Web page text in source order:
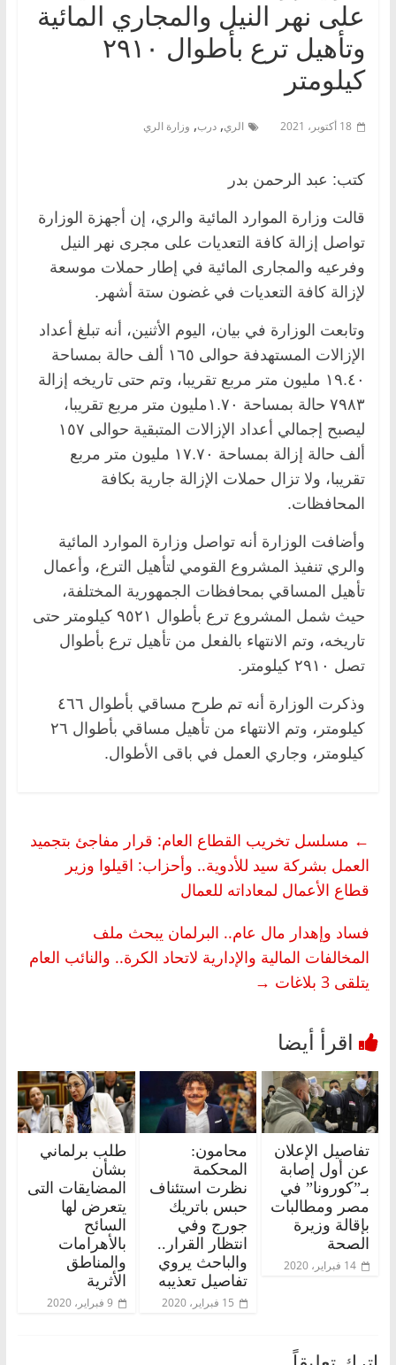
على نهر النيل والمجاري المائية
وتأهيل ترع بأطوال ٢٩١٠
كيلومتر
18 أكتوبر، 2021 الري, درب, وزارة الري
كتب: عبد الرحمن بدر
قالت وزارة الموارد المائية والري، إن أجهزة الوزارة
تواصل إزالة كافة التعديات على مجرى نهر النيل
وفرعيه والمجارى المائية في إطار حملات موسعة
لإزالة كافة التعديات في غضون ستة أشهر.
وتابعت الوزارة في بيان، اليوم الأثنين، أنه تبلغ أعداد
الإزالات المستهدفة حوالى ١٦٥ ألف حالة بمساحة
١٩.٤٠ مليون متر مربع تقريبا، وتم حتى تاريخه إزالة
٧٩٨٣ حالة بمساحة ١.٧٠مليون متر مربع تقريبا،
ليصبح إجمالي أعداد الإزالات المتبقية حوالى ١٥٧
ألف حالة إزالة بمساحة ١٧.٧٠ مليون متر مربع
تقريبا، ولا تزال حملات الإزالة جارية بكافة
المحافظات.
وأضافت الوزارة أنه تواصل وزارة الموارد المائية
والري تنفيذ المشروع القومي لتأهيل الترع، وأعمال
تأهيل المساقي بمحافظات الجمهورية المختلفة،
حيث شمل المشروع ترع بأطوال ٩٥٢١ كيلومتر حتى
تاريخه، وتم الانتهاء بالفعل من تأهيل ترع بأطوال
تصل ٢٩١٠ كيلومتر.
وذكرت الوزارة أنه تم طرح مساقي بأطوال ٤٦٦
كيلومتر، وتم الانتهاء من تأهيل مساقي بأطوال ٢٦
كيلومتر، وجاري العمل في باقى الأطوال.
← مسلسل تخريب القطاع العام: قرار مفاجئ بتجميد
العمل بشركة سيد للأدوية.. وأحزاب: اقيلوا وزير
قطاع الأعمال لمعاداته للعمال
فساد وإهدار مال عام.. البرلمان يبحث ملف
المخالفات المالية والإدارية لاتحاد الكرة.. والنائب العام
يتلقى 3 بلاغات
→
تفاصيل الإعلان
عن أول إصابة
بـ”كورونا” في
مصر ومطالبات
بإقالة وزيرة
الصحة
14 فبراير، 2020
محامون:
المحكمة
نظرت استئناف
حبس باتريك
جورج وفي
انتظار القرار..
والباحث يروي
تفاصيل تعذيبه
15 فبراير، 2020
طلب برلماني
بشأن
المضايقات التى
يتعرض لها
السائح
بالأهرامات
والمناطق
الأثرية
9 فبراير، 2020